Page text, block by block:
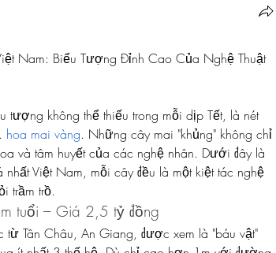
Nam: Biểu Tượng Đỉnh Cao Của Nghệ Thuật
tượng không thể thiếu trong mỗi dịp Tết, là nét
hoa mai vàng. Những cây mai "khủng" không chỉ
và tâm huyết của các nghệ nhân. Dưới đây là
Việt Nam, mỗi cây đều là một kiệt tác nghệ
trầm trồ.
tuổi – Giá 2,5 tỷ đồng
Tân Châu, An Giang, được xem là "báu vật"